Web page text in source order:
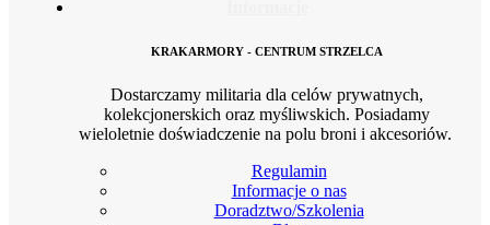
KRAKARMORY - CENTRUM STRZELCA
Dostarczamy militaria dla celów prywatnych,
kolekcjonerskich oraz myśliwskich. Posiadamy
wieloletnie doświadczenie na polu broni i akcesoriów.
Regulamin
Informacje o nas
Doradztwo/Szkolenia